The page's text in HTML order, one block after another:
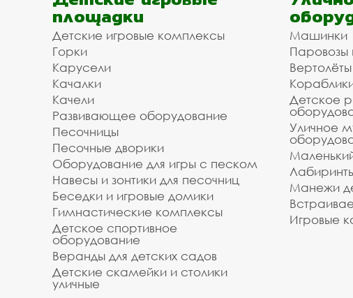
Доступная цена на горки
монтажом
Мы организуем для вас доставку и установку
/ укладки. Зделайте заказ на горки и слалом для
Апрелевке и Наро-Фоминском городском округе
уточните информацию у наших менеджеров по
необходимого вам оборудования.
Инвестпроект благодарит вас за то, что
Звоните, мы всегда готовы помочь и оперативно
площадки
Детские игровые комплексы
Горки
Карусели
Качалки
Качели
Развивающее оборудование
Песочницы
Песочные дворики
Оборудование для игры с песком
Навесы и зонтики для песочниц
Беседки и игровые домики
Гимнастические комплексы
Детское спортивное
оборудование
Веранды для детских садов
Детские скамейки и столики
уличные
Машинки
Паровозы
Детское
Уличное
Манежи
Игровые